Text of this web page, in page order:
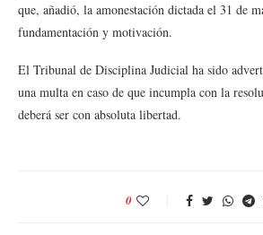
que, añadió, la amonestación dictada el 31 de
fundamentación y motivación.
El Tribunal de Disciplina Judicial ha sido
una multa en caso de que incumpla con la
deberá ser con absoluta libertad.
0